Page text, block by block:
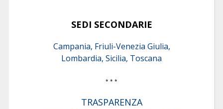
SEDI SECONDARIE
Campania, Friuli-Venezia Giulia,
Lombardia, Sicilia, Toscana
* * *
TRASPARENZA